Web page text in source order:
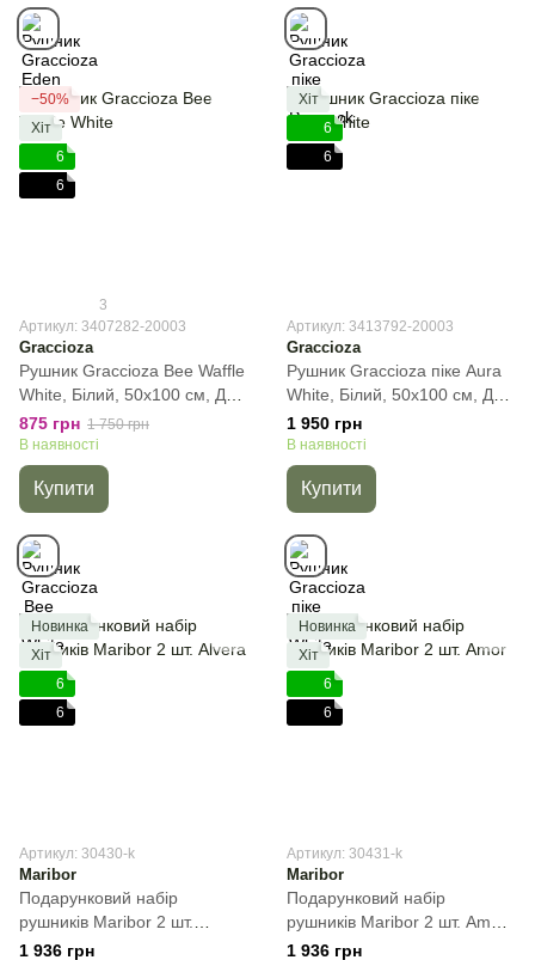
−50%
Хіт
6
6
3
Артикул: 3407282-20003
Graccioza
Рушник Graccioza Bee Waffle
White, Білий, 50х100 см, Для
обличчя
875 грн 1 750 грн
В наявності
Купити
Хіт
6
6
Артикул: 3413792-20003
Graccioza
Рушник Graccioza піке Aura
White, Білий, 50х100 см, Для
обличчя
1 950 грн
В наявності
Купити
Новинка
Хіт
6
6
Артикул: 30430-k
Maribor
Подарунковий набір
рушників Maribor 2 шт.
Alvera, Молочний, 2пр
1 936 грн
Новинка
Хіт
6
6
Артикул: 30431-k
Maribor
Подарунковий набір
рушників Maribor 2 шт. Amor,
Кремовий, 2пр
1 936 грн